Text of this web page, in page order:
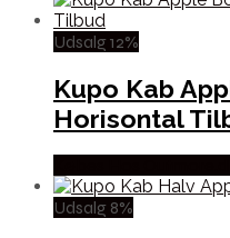
Udsalg 12%
Kupo Kab
Horisontal
Udsalg 8%